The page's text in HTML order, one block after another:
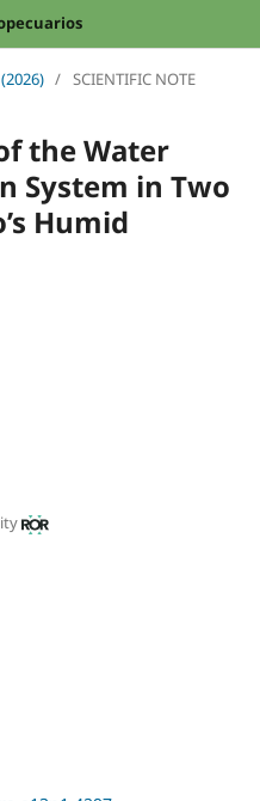
/ SCIENTIFIC NOTE
the Water
System in Two
Humid